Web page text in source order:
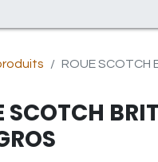
ROUE SCOTCH
SCOTCH